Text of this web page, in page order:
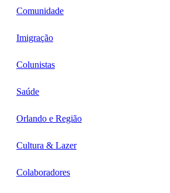
Comunidade
Imigração
Colunistas
Saúde
Orlando e Região
Cultura & Lazer
Colaboradores